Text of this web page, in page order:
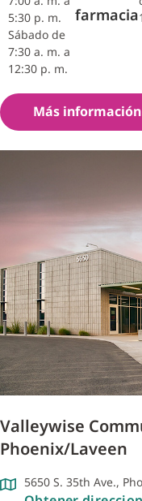
5:30 p. m.
Sábado de
7:30 a. m. a
12:30 p. m.
farmacia
Más información
Valleywise
Phoenix/Laveen
5650 S. 35th Ave.,